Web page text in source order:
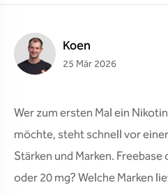
Ersatzgläser
Sonstiges
Koen
25 Mär 2026
Wer zum ersten Mal ein
möchte, steht schnell vor
Stärken und Marken.
oder 20 mg? Welche Marken